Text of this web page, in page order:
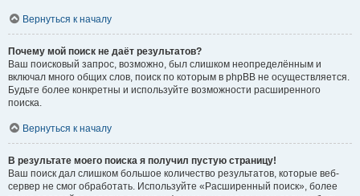
Вернуться к началу
Почему мой поиск не даёт результатов?
Ваш поисковый запрос, возможно, был слишком неопределённым и
включал много общих слов, поиск по которым в phpBB не осуществляется.
Будьте более конкретны и используйте возможности расширенного
поиска.
Вернуться к началу
В результате моего поиска я получил пустую страницу!
Ваш поиск дал слишком большое количество результатов, которые веб-
сервер не смог обработать. Используйте «Расширенный поиск», более